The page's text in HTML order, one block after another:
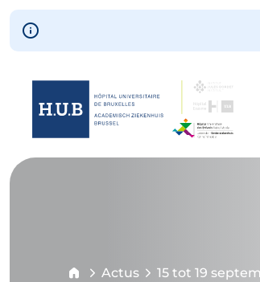
Skip to main content
Skip
to
Actus 15 tot 19